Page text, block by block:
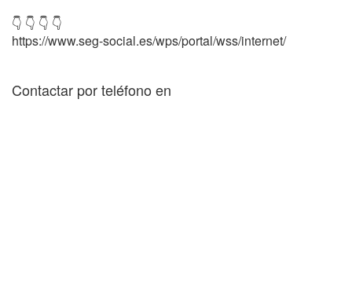
👇 👇 👇 👇
https://www.seg-social.es/wps/portal/wss/internet/
Contactar por teléfono en